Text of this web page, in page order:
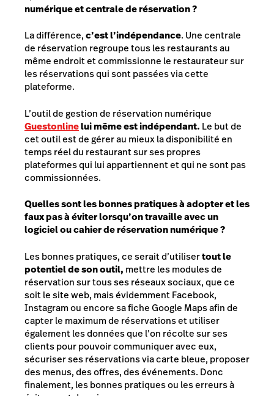
numérique et centrale de réservation ?
La différence,c’est l’indépendance. Une centrale
de réservation regroupe tous les restaurants au
même endroit et commissionne le restaurateur sur
les réservations qui sont passées via cette
plateforme.
L’outil de gestion de réservation numérique
Guestonlinelui même est indépendant. Le but de
cet outil est de gérer au mieux la disponibilité en
temps réel du restaurant sur ses propres
plateformes qui lui appartiennent et qui ne sont pas
commissionnées.
Quelles sont les bonnes pratiques à adopter et les
faux pas à éviter lorsqu’on travaille avec un
logiciel ou cahier de réservation numérique ?
Les bonnes pratiques, ce serait d’utilisertout le
potentiel de son outil, mettre les modules de
réservation sur tous ses réseaux sociaux, que ce
soit le site web, mais évidemment Facebook,
Instagram ou encore sa fiche Google Maps afin de
capter le maximum de réservations et utiliser
également les données que l’on récolte sur ses
clients pour pouvoir communiquer avec eux,
sécuriser ses réservations via carte bleue, proposer
des menus, des offres, des événements. Donc
finalement, les bonnes pratiques ou les erreurs à